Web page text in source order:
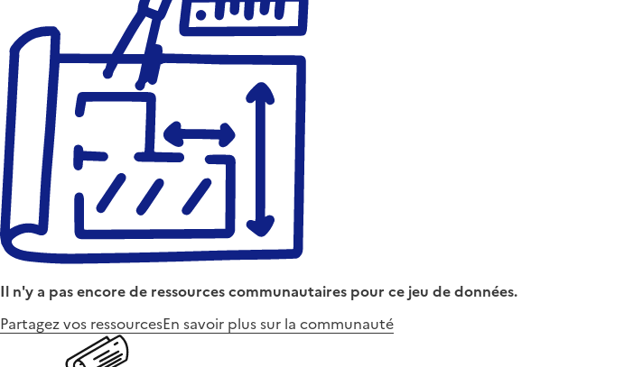
Il n'y a pas encore de ressources communautaires pour ce jeu de données.
Partagez vos ressourcesEn savoir plus sur la communauté